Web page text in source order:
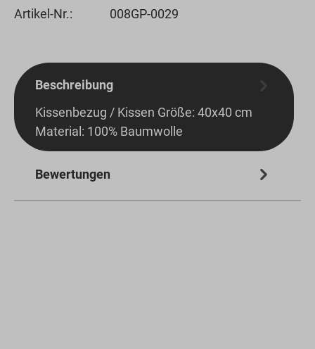
Artikel-Nr.: 008GP-0029
Beschreibung
Kissenbezug / Kissen Größe: 40x40 cm
Material: 100% Baumwolle
Bewertungen